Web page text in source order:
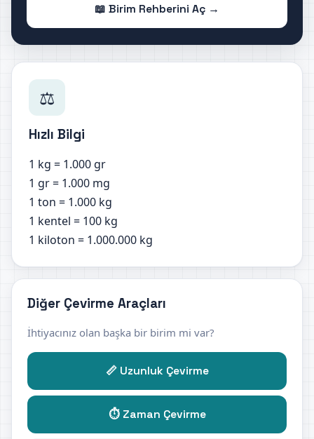
📖 Birim Rehberini Aç →
⚖️
Hızlı Bilgi
1 kg = 1.000 gr
1 gr = 1.000 mg
1 ton = 1.000 kg
1 kentel = 100 kg
1 kiloton = 1.000.000 kg
Diğer Çevirme Araçları
İhtiyacınız olan başka bir birim mi var?
📏 Uzunluk Çevirme
⏱️ Zaman Çevirme